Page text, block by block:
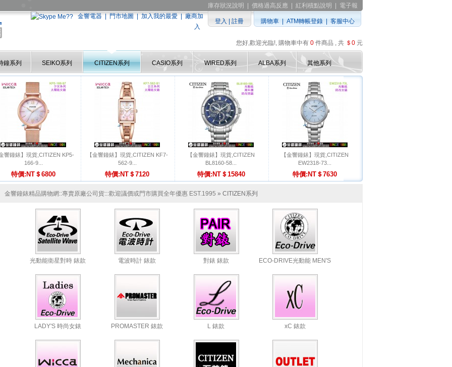
庫存狀況說明 價格過高反應 紅利積點說明
電子報
金響電器
門市地圖 加入我的最愛
廠商加
入
登入 註冊 購物車 ATM轉帳登錄 客服中心
您好,歡迎光臨!, 購物車中有 0 件商品 , 共 ＄0 元
鐘系列 SEIKO系列 CITIZEN系列 CASIO系列 WIRED系列 ALBA系列 其他系列
響鐘錶】現貨,CITIZEN KP5-
166-9...
特價:NT＄6800
【金響鐘錶】現貨,CITIZEN KF7-
562-9...
特價:NT＄7120
【金響鐘錶】現貨,CITIZEN
BL8160-58...
特價:NT＄15840
【金響鐘錶】現貨,CITIZEN
EW2318-73...
特價:NT＄7630
金響鐘錶精品購物網::專賣原廠公司貨:::歡迎議價或門市購買全年優惠 EST.1995 » CITIZEN系列
光動能衛星對時 錶款 電波時計 錶款 對錶 錶款 ECO-DRIVE光動能 MEN'S
LADY'S 時尚女錶 PROMASTER 錶款 L 錶款 xC 錶款